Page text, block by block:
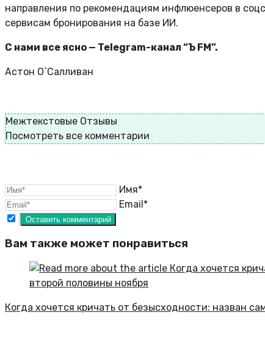
направления по рекомендациям инфлюенсеров в
сервисам бронирования на базе ИИ.
С нами все ясно — Telegram-канал “Ъ FM”.
Астон О`Cалливан
Межтекстовые Отзывы
Посмотреть все комментарии
Имя*
Email*
Вам также может понравиться
Когда хочется кричать от безысходности: назван